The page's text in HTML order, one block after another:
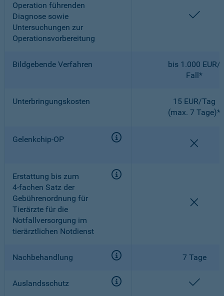
Operation führenden
Diagnose sowie
Untersuchungen zur
Operationsvorbereitung
Bildgebende Verfahren
bis 1.000 EUR/
Fall*
Unterbringungskosten
15 EUR/Tag
(max. 7 Tage)*
Gelenkchip-OP
Erstattung bis zum
4-fachen Satz der
Gebührenordnung für
Tierärzte für die
Notfallversorgung im
tierärztlichen Notdienst
Nachbehandlung 7 Tage
Auslandsschutz